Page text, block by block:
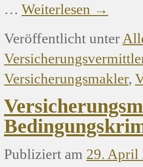
… Weiterlesen →
Veröffentlicht unter
Versicherungsmakler,
Publiziert am 29. April